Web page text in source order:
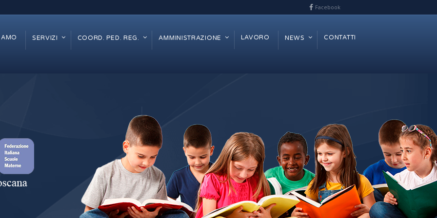
Facebook
SERVIZI COORD. PED. REG. AMMINISTRAZIONE LAVORO NEWS CONTATTI